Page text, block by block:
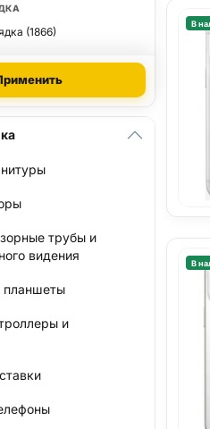
(1866)
трубы и
видения
планшеты
и
В
В